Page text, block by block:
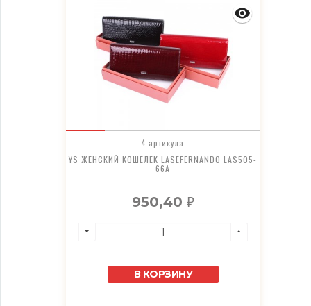
4 артикула
YS ЖЕНСКИЙ КОШЕЛЕК LASEFERNANDO LAS505-
66A
950,40 ₽
В КОРЗИНУ